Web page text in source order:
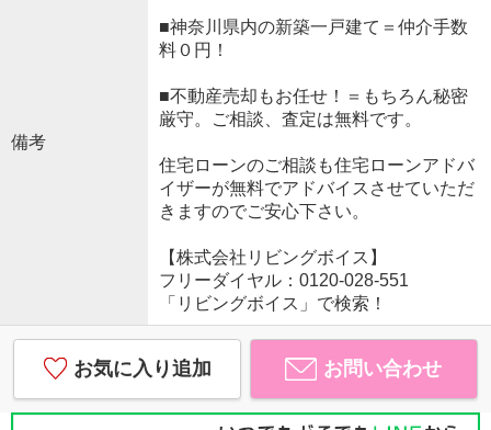
備考
■神奈川県内の新築一戸建て＝仲介手数
料０円！
■不動産売却もお任せ！＝もちろん秘密
厳守。ご相談、査定は無料です。
住宅ローンのご相談も住宅ローンアドバ
イザーが無料でアドバイスさせていただ
きますのでご安心下さい。
【株式会社リビングボイス】
フリーダイヤル：0120-028-551
「リビングボイス」で検索！
お気に入り追加 お問い合わせ